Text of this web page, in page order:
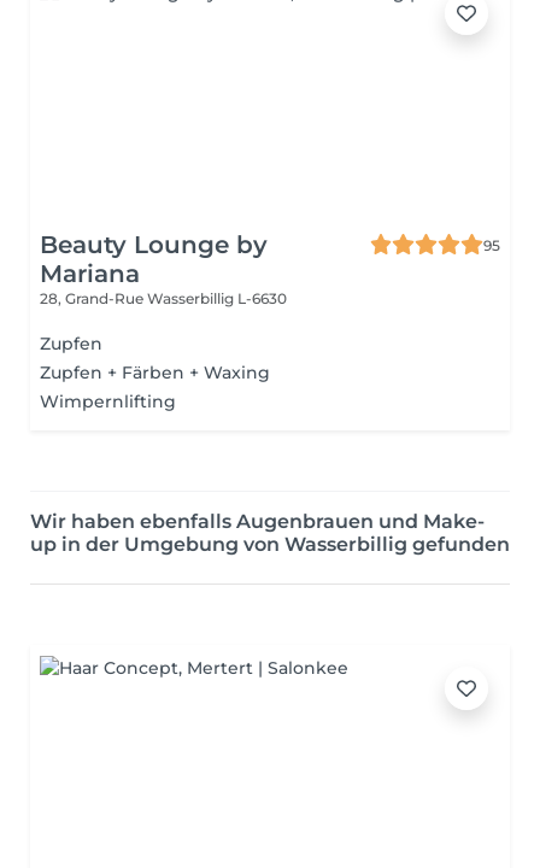
Beauty Lounge by
Mariana
95
28, Grand-Rue Wasserbillig L-6630
Zupfen
Zupfen + Färben + Waxing
Wimpernlifting
Wir haben ebenfalls Augenbrauen und Make-
up in der Umgebung von Wasserbillig gefunden